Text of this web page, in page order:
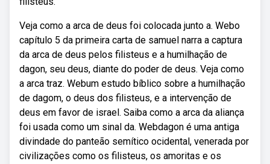
Veja como a arca de deus foi colocada junto a. Webo
capítulo 5 da primeira carta de samuel narra a captura
da arca de deus pelos filisteus e a humilhação de
dagon, seu deus, diante do poder de deus. Veja como
a arca traz. Webum estudo bíblico sobre a humilhação
de dagom, o deus dos filisteus, e a intervenção de
deus em favor de israel. Saiba como a arca da aliança
foi usada como um sinal da. Webdagon é uma antiga
divindade do panteão semítico ocidental, venerada por
civilizações como os filisteus, os amoritas e os